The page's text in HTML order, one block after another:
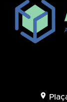
location_on